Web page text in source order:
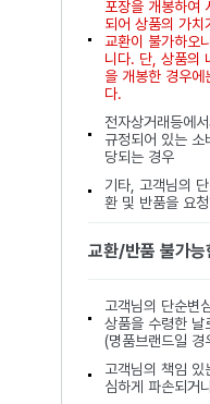
포장을 개봉하여
되어 상품의 가치
교환이 불가하오
니다. 단, 상품의
을 개봉한 경우에
다.
전자상거래등에
규정되어 있는 소
당되는 경우
기타, 고객님의
환 및 반품을 요
교환/반품 불가능
고객님의 단순변
상품을 수령한
(명품브랜드일
고객님의 책임
심하게 파손되거